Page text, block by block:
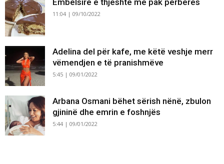
Embelsire e thjeshte me pak perberes
11:04 | 09/10/2022
Adelina del për kafe, me këtë veshje merr
vëmendjen e të pranishmëve
5:45 | 09/01/2022
Arbana Osmani bëhet sërish nënë, zbulon
gjininë dhe emrin e foshnjës
5:44 | 09/01/2022